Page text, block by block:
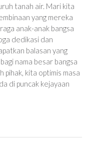
tanah air. Mari kita
yang mereka
anak-anak bangsa
dedikasi dan
balasan yang
nama besar bangsa
pihak, kita optimis masa
di puncak kejayaan